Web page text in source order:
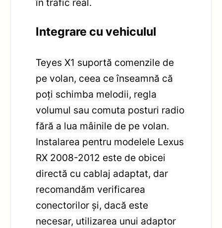
Integrare cu vehiculul
Teyes X1 suportă comenzile de
pe volan, ceea ce înseamnă că
poți schimba melodii, regla
volumul sau comuta posturi radio
fără a lua mâinile de pe volan.
Instalarea pentru modelele Lexus
RX 2008-2012 este de obicei
directă cu cablaj adaptat, dar
recomandăm verificarea
conectorilor și, dacă este
necesar, utilizarea unui adaptor